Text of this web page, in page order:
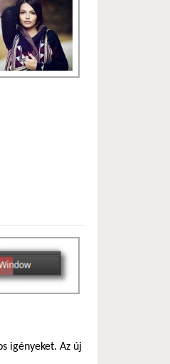
igényeket. Az új